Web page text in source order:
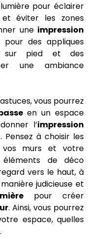
pour éclairer
éviter les zones
une impression
pour des appliques
sur pied et des
une ambiance
vous pourrez
en un espace
l’impression
. Pensez à choisir les
murs et votre
de déco
vers le haut, à
judicieuse et
pour créer
. Ainsi, vous pourrez
espace, quelles